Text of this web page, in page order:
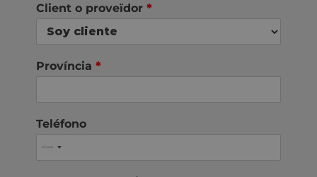
Client o proveïdor *
Província *
Teléfono